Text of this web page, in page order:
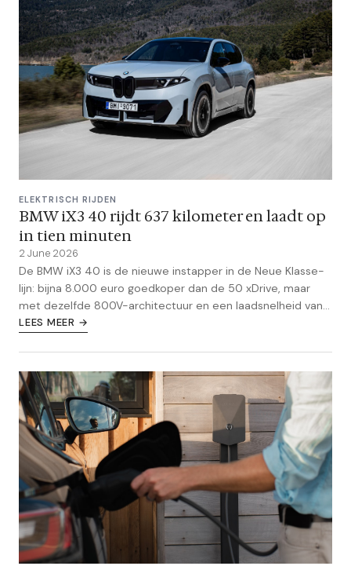
ELEKTRISCH RIJDEN
BMW iX3 40 rijdt 637 kilometer en laadt op
in tien minuten
2 June 2026
De BMW iX3 40 is de nieuwe instapper in de Neue Klasse-
lijn: bijna 8.000 euro goedkoper dan de 50 xDrive, maar
met dezelfde 800V-architectuur en een laadsnelheid van
305 kW.
LEES MEER →